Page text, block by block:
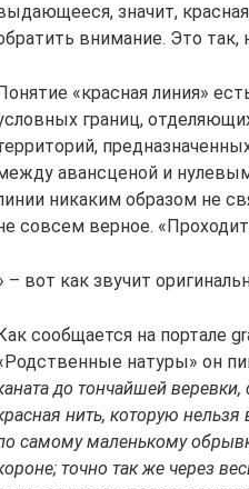
значит,
внимание. Это так,
«красная линия»
границ,
авансценой и
никаким образом не
совсем верное.
– вот как звучит
сообщается на портале
натуры» он
до тончайшей
нить, которую нельзя
самому маленькому
точно так же через